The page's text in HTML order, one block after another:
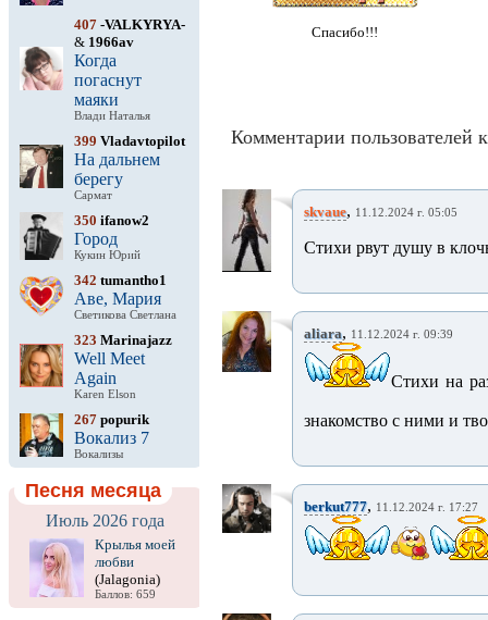
407 -VALKYRYA-
& 1966av
Когда
погаснут
маяки
Влади Наталья
399 Vladavtopilot
На дальнем
берегу
Сармат
350 ifanow2
Город
Кукин Юрий
342 tumantho1
Аве, Мария
Светикова Светлана
323 Marinajazz
Well Meet
Again
Karen Elson
267 popurik
Вокализ 7
Вокализы
Песня месяца
Июль 2026 года
Крылья моей
любви
(Jalagonia)
Баллов: 659
Спасибо!!!
Комментарии пользователей
skvaue, 11.12.2024 г. 05:05
Стихи рвут душу в
aliara, 11.12.2024 г. 09:39
Стихи на
знакомство с ними и
berkut777, 11.12.2024 г. 17:27